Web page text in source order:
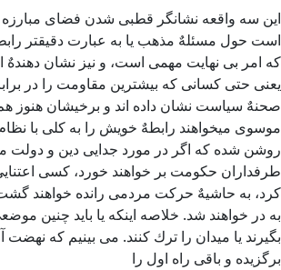
این سه واقعه نشانگر قطبی شدن فضای
است حول مسئلهٌ مذهب یا به عبارت دقیقتر
كه امر بی نهایت مهمی است، و نیز نشان دهندهٌ
یعنی حتی كسانی كه بیشترین مقاومت را در
صحنهٌ سیاست نشان داده اند و برخیشان هنوز
موسوی میخواهند رابطهٌ خویش را به كلی با نظام
روشن شده كه اگر در مورد جدایی دین و دولت
طرفداران حكومت بر خواهند خورد، كسی
كرد، به حاشیهٌ حركت مردمی رانده خواهند گشت
به در خواهند شد. خلاصه اینكه یا باید چنین
بگیرند یا میدان را ترك كنند. می بینیم که نهضت
برگزیده و باقی راه اول را